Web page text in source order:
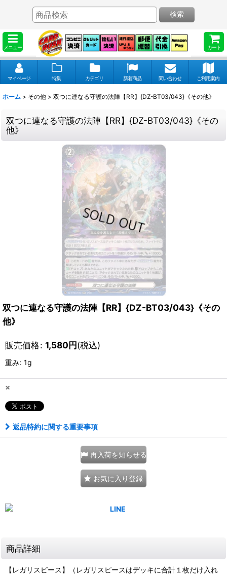
メニュー カート
検索
マイページ 特集 カテゴリ 新着商品 問い合わせ ご利用案内
ホーム > その他 > 双つに連なる守護の法陣【RR】{DZ-BT03/043}《その他》
双つに連なる守護の法陣【RR】{DZ-BT03/043}《その
他》
双つに連なる守護の法陣【RR】{DZ-BT03/043}《その
他》
販売価格: 1,580円(税込)
重み: 1g
×
返品特約に関する重要事項
再入荷を知らせる
お気に入り登録
商品詳細
【レガリスピース】（レガリスピースはデッキに合計１枚だけ入れ